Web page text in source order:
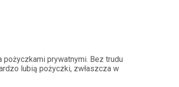
prywatnymi. Bez trudu
lubią pożyczki, zwłaszcza w